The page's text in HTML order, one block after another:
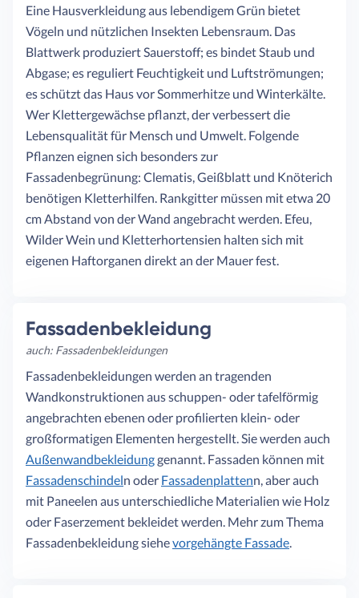
Eine Hausverkleidung aus lebendigem Grün bietet
Vögeln und nützlichen Insekten Lebensraum. Das
Blattwerk produziert Sauerstoff; es bindet Staub und
Abgase; es reguliert Feuchtigkeit und Luftströmungen;
es schützt das Haus vor Sommerhitze und Winterkälte.
Wer Klettergewächse pflanzt, der verbessert die
Lebensqualität für Mensch und Umwelt. Folgende
Pflanzen eignen sich besonders zur
Fassadenbegrünung: Clematis, Geißblatt und Knöterich
benötigen Kletterhilfen. Rankgitter müssen mit etwa 20
cm Abstand von der Wand angebracht werden. Efeu,
Wilder Wein und Kletterhortensien halten sich mit
eigenen Haftorganen direkt an der Mauer fest.
Fassadenbekleidung
auch: Fassadenbekleidungen
Fassadenbekleidungen werden an tragenden
Wandkonstruktionen aus schuppen- oder tafelförmig
angebrachten ebenen oder profilierten klein- oder
großformatigen Elementen hergestellt. Sie werden auch
Außenwandbekleidunggenannt. Fassaden können mit
Fassadenschindeln oder Fassadenplattenn, aber auch
mit Paneelen aus unterschiedliche Materialien wie Holz
oder Faserzement bekleidet werden. Mehr zum Thema
Fassadenbekleidung siehevorgehängte Fassade.